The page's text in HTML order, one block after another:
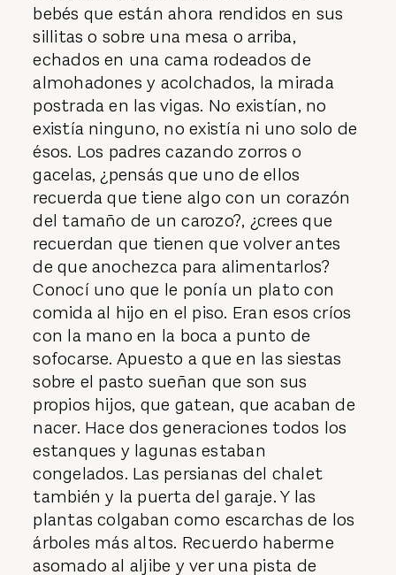
bebés que están ahora rendidos en sus
sillitas o sobre una mesa o arriba,
echados en una cama rodeados de
almohadones y acolchados, la mirada
postrada en las vigas. No existían, no
existía ninguno, no existía ni uno solo de
ésos. Los padres cazando zorros o
gacelas, ¿pensás que uno de ellos
recuerda que tiene algo con un corazón
del tamaño de un carozo?, ¿crees que
recuerdan que tienen que volver antes
de que anochezca para alimentarlos?
Conocí uno que le ponía un plato con
comida al hijo en el piso. Eran esos críos
con la mano en la boca a punto de
sofocarse. Apuesto a que en las siestas
sobre el pasto sueñan que son sus
propios hijos, que gatean, que acaban de
nacer. Hace dos generaciones todos los
estanques y lagunas estaban
congelados. Las persianas del chalet
también y la puerta del garaje. Y las
plantas colgaban como escarchas de los
árboles más altos. Recuerdo haberme
asomado al aljibe y ver una pista de